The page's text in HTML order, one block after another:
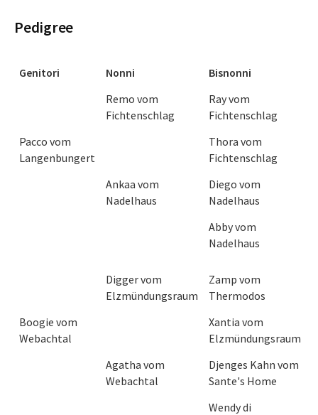
Pedigree
Genitori Nonni
Bisnonni
Nonni Bisnonni
Remo vom
Fichtenschlag
Ray vom
Fichtenschlag
Pacco vom
Langenbungert
Thora vom
Fichtenschlag
Ankaa vom
Nadelhaus
Diego vom
Nadelhaus
Abby vom
Nadelhaus
Digger vom
Elzmündungsraum
Zamp vom
Thermodos
Boogie vom
Webachtal
Xantia vom
Elzmündungsraum
Agatha vom
Webachtal
Djenges Kahn vom
Sante's Home
Wendy di